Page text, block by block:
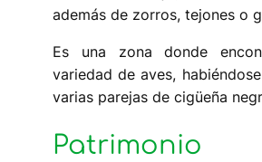
además de zorros, tejones o
Es una zona donde
variedad de aves,
varias parejas de cigüeña
Patrimonio